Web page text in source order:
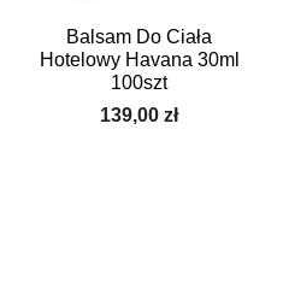
Balsam Do Ciała
Hotelowy Havana 30ml
100szt
139,00 zł